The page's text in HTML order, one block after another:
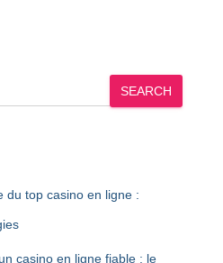
SEARCH
du top casino en ligne :
casino en ligne fiable : le